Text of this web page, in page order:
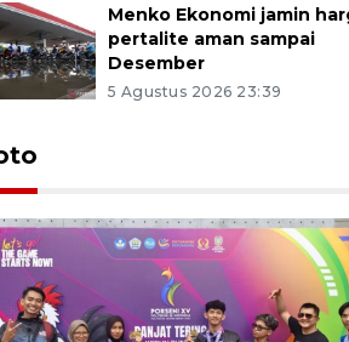
Menko Ekonomi jamin
pertalite aman sampai
Desember
5 Agustus 2026 23:39